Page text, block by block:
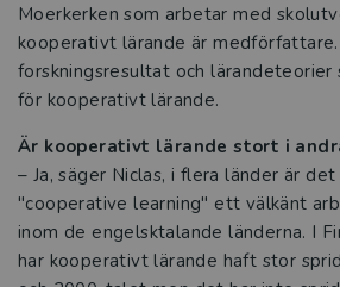
Moerkerken som arbetar med
kooperativt lärande är
forskningsresultat och
för kooperativt lärande.
Är kooperativt lärande stort i
– Ja, säger Niclas, i flera länder är det
"cooperative learning" ett välkänt
inom de engelsktalande länderna. I
har kooperativt lärande haft stor